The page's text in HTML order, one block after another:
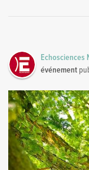
Echosciences
événement